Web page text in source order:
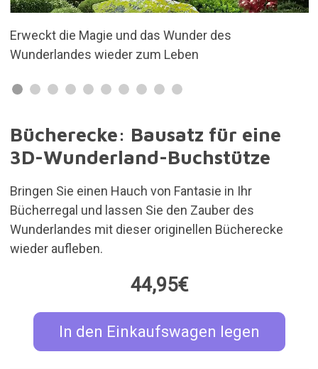
Bau einer Buchstütze aus Holz
Bücherecke: Bausatz für eine
3D-Wunderland-Buchstütze
Bringen Sie einen Hauch von Fantasie in Ihr
Bücherregal und lassen Sie den Zauber des
Wunderlandes mit dieser originellen Bücherecke
wieder aufleben.
44,95€
In den Einkaufswagen legen